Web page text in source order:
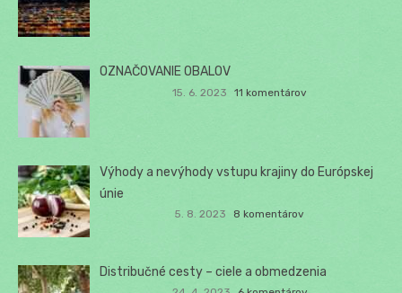
OZNAČOVANIE OBALOV
15. 6. 2023 11 komentárov
Výhody a nevýhody vstupu krajiny do Európskej
únie
5. 8. 2023 8 komentárov
Distribučné cesty – ciele a obmedzenia